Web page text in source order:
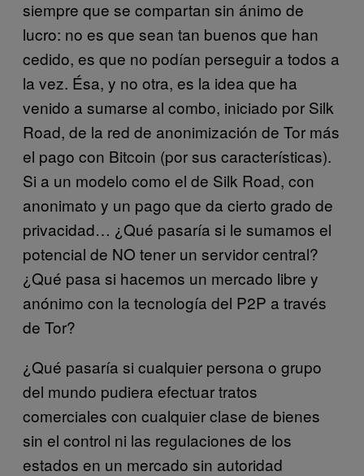
siempre que se compartan sin ánimo de
lucro: no es que sean tan buenos que han
cedido, es que no podían perseguir a todos a
la vez. Ésa, y no otra, es la idea que ha
venido a sumarse al combo, iniciado por Silk
Road, de la red de anonimización de Tor más
el pago con Bitcoin (por sus características).
Si a un modelo como el de Silk Road, con
anonimato y un pago que da cierto grado de
privacidad… ¿Qué pasaría si le sumamos el
potencial de NO tener un servidor central?
¿Qué pasa si hacemos un mercado libre y
anónimo con la tecnología del P2P a través
de Tor?
¿Qué pasaría si cualquier persona o grupo
del mundo pudiera efectuar tratos
comerciales con cualquier clase de bienes
sin el control ni las regulaciones de los
estados en un mercado sin autoridad